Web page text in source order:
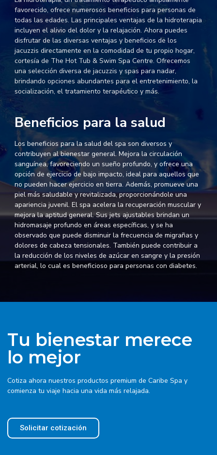
favorecido, ofrece numerosos beneficios para personas de
todas las edades. Las principales ventajas de la hidroterapia
incluyen el alivio del dolor y la relajación. Ahora puedes
disfrutar de las diversas ventajas y beneficios de los
jacuzzis directamente en la comodidad de tu propio hogar,
cortesía de The Hot Tub & Swim Spa Centre. Ofrecemos
una selección diversa de jacuzzis y spas para nadar,
brindando opciones abundantes para el entretenimiento, la
socialización, el tratamiento terapéutico y más.
Beneficios para la salud
Los beneficios para la salud del spa son diversos y
contribuyen al bienestar general. Mejora la circulación
sanguínea, favoreciendo un sueño profundo, y ofrece una
opción de ejercicio de bajo impacto, ideal para aquellos que
no pueden hacer ejercicio en tierra. Además, promueve una
piel más saludable y revitalizada, proporcionándole una
apariencia juvenil. El spa acelera la recuperación muscular y
mejora la aptitud general. Sus jets ajustables brindan un
hidromasaje profundo en áreas específicas, y se ha
observado que puede disminuir la frecuencia de migrañas y
dolores de cabeza tensionales. También puede contribuir a
la reducción de los niveles de azúcar en sangre y la presión
arterial, lo cual es beneficioso para personas con diabetes.
Tu bienestar merece
lo mejor
Cotiza ahora nuestros productos premium de Caribe Spa y
comienza tu viaje hacia una vida más relajada.
Solicitar cotización